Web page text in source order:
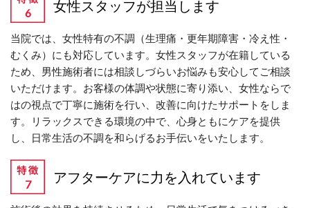
女性スタッフが担当します
当院では、女性特有の不調（生理痛・更年期障害・冷え性・
むくみ）にも対応しています。女性スタッフが在籍している
ため、男性施術者には相談しづらいお悩みも安心してご相談
いただけます。お客様の体調や状態に寄り添い、女性ならで
はの視点で丁寧に施術を行い、改善に向けたサポートをしま
す。リラックスできる環境の中で、心身ともにケアを提供
し、日常生活の不調を和らげるお手伝いをいたします。
アフターケアに力を入れています